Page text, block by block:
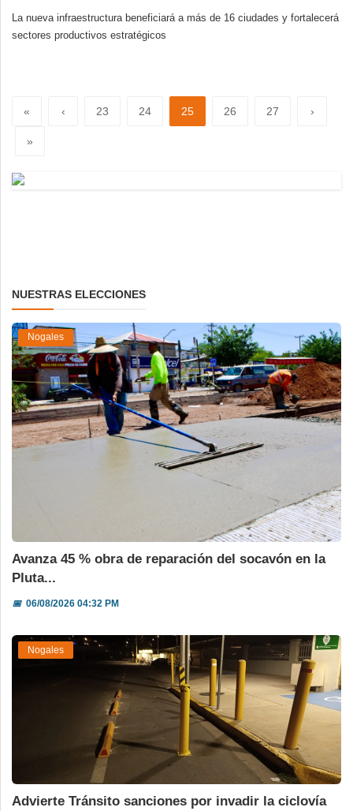
La nueva infraestructura beneficiará a más de 16 ciudades y fortalecerá
sectores productivos estratégicos
« ‹ 23 24 25 26 27 ›
»
NUESTRAS ELECCIONES
Nogales
Avanza 45 % obra de reparación del socavón en la
Pluta...
📅06/08/2026 04:32 PM
Nogales
Advierte Tránsito sanciones por invadir la ciclovía